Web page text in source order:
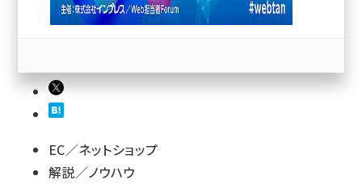
EC／ネットショップ
解説／ノウハウ